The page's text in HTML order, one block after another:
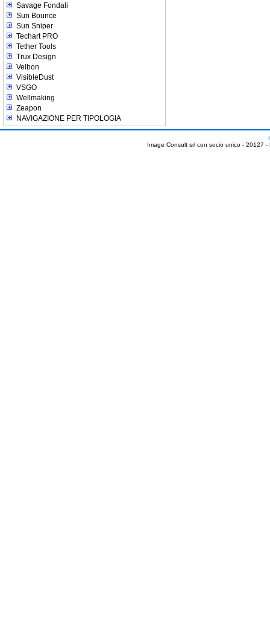
Savage Fondali
Sun Bounce
Sun Sniper
Techart PRO
Tether Tools
Trux Design
Velbon
VisibleDust
VSGO
Wellmaking
Zeapon
NAVIGAZIONE PER TIPOLOGIA
Image Consult srl con socio unico - 20127